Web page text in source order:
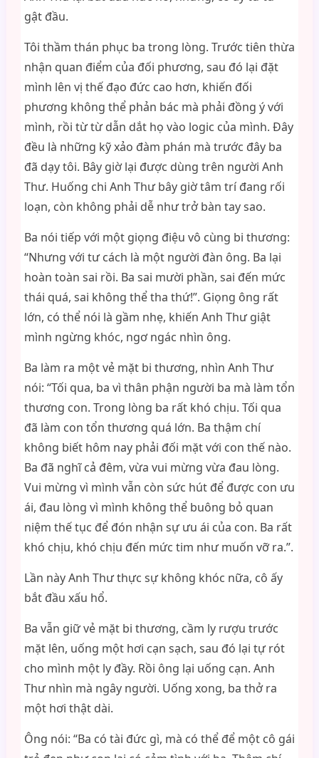
gật đầu.
Tôi thầm thán phục ba trong lòng. Trước tiên thừa
nhận quan điểm của đối phương, sau đó lại đặt
mình lên vị thế đạo đức cao hơn, khiến đối
phương không thể phản bác mà phải đồng ý với
mình, rồi từ từ dẫn dắt họ vào logic của mình. Đây
đều là những kỹ xảo đàm phán mà trước đây ba
đã dạy tôi. Bây giờ lại được dùng trên người Anh
Thư. Huống chi Anh Thư bây giờ tâm trí đang rối
loạn, còn không phải dễ như trở bàn tay sao.
Ba nói tiếp với một giọng điệu vô cùng bi thương:
“Nhưng với tư cách là một người đàn ông. Ba lại
hoàn toàn sai rồi. Ba sai mười phần, sai đến mức
thái quá, sai không thể tha thứ!”. Giọng ông rất
lớn, có thể nói là gầm nhẹ, khiến Anh Thư giật
mình ngừng khóc, ngơ ngác nhìn ông.
Ba làm ra một vẻ mặt bi thương, nhìn Anh Thư
nói: “Tối qua, ba vì thân phận người ba mà làm tổn
thương con. Trong lòng ba rất khó chịu. Tối qua
đã làm con tổn thương quá lớn. Ba thậm chí
không biết hôm nay phải đối mặt với con thế nào.
Ba đã nghĩ cả đêm, vừa vui mừng vừa đau lòng.
Vui mừng vì mình vẫn còn sức hút để được con ưu
ái, đau lòng vì mình không thể buông bỏ quan
niệm thế tục để đón nhận sự ưu ái của con. Ba rất
khó chịu, khó chịu đến mức tim như muốn vỡ ra.”.
Lần này Anh Thư thực sự không khóc nữa, cô ấy
bắt đầu xấu hổ.
Ba vẫn giữ vẻ mặt bi thương, cầm ly rượu trước
mặt lên, uống một hơi cạn sạch, sau đó lại tự rót
cho mình một ly đầy. Rồi ông lại uống cạn. Anh
Thư nhìn mà ngây người. Uống xong, ba thở ra
một hơi thật dài.
Ông nói: “Ba có tài đức gì, mà có thể để một cô gái